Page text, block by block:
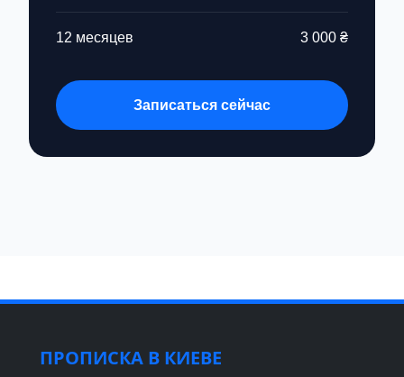
12 месяцев 3 000 ₴
Записаться сейчас
ПРОПИСКА В КИЕВЕ